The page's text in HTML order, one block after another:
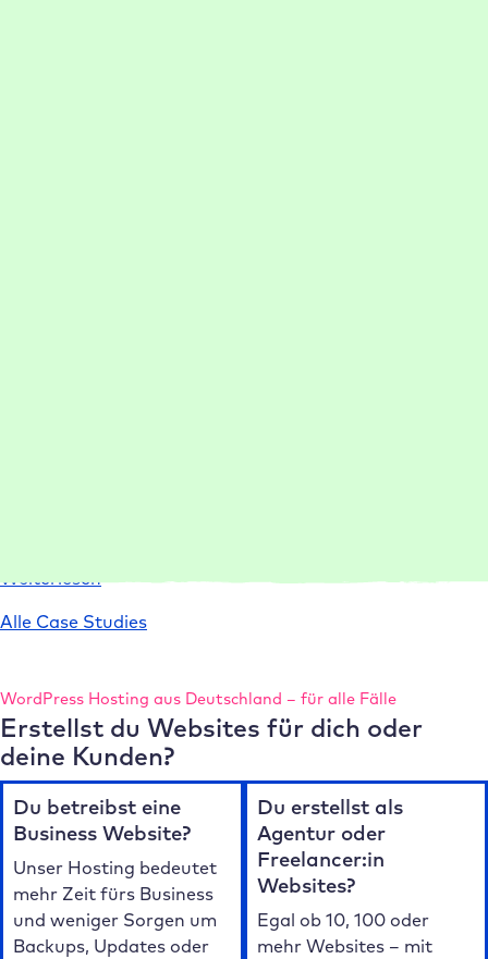
Weiterlesen:
Study
Alle Case Studies
WordPress Hosting aus Deutschland – für alle Fälle
Erstellst du Websites für dich oder
deine Kunden?
Du betreibst eine
Business Website?
Unser Hosting bedeutet
mehr Zeit fürs Business
und weniger Sorgen um
Backups, Updates oder
Du erstellst als
Agentur oder
Freelancer:in
Websites?
Egal ob 10, 100 oder
mehr Websites – mit